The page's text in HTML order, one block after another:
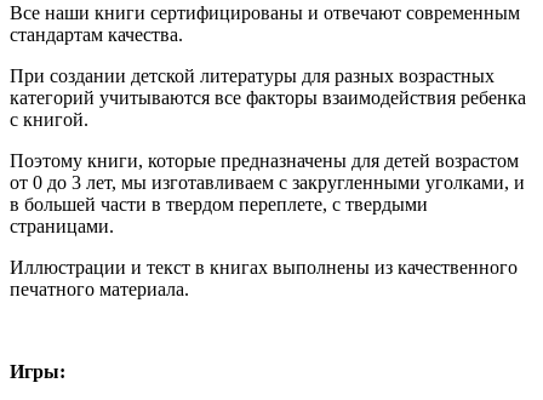
Все наши книги сертифицированы и отвечают современным
стандартам качества.
При создании детской литературы для разных возрастных
категорий учитываются все факторы взаимодействия ребенка
с книгой.
Поэтому книги, которые предназначены для детей возрастом
от 0 до 3 лет, мы изготавливаем с закругленными уголками, и
в большей части в твердом переплете, с твердыми
страницами.
Иллюстрации и текст в книгах выполнены из качественного
печатного материала.
Игры: